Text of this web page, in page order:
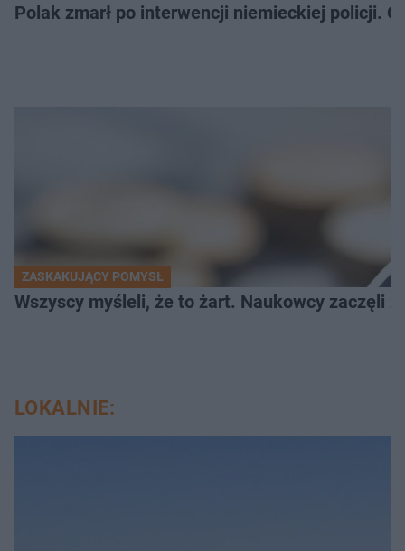
Polak zmarł po interwencji niemieckiej policji.
ZASKAKUJĄCY POMYSŁ
Wszyscy myśleli, że to żart. Naukowcy zaczęli
LOKALNIE: